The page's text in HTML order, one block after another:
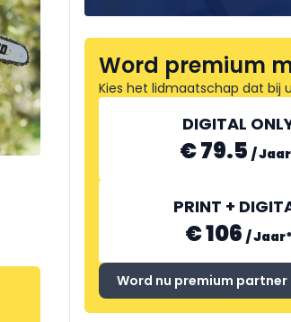
Word premium
Kies het lidmaatschap dat bij
DIGITAL
€ 79.5 /Jaar
PRINT +
€ 106 /Jaar*
Word nu premium partner